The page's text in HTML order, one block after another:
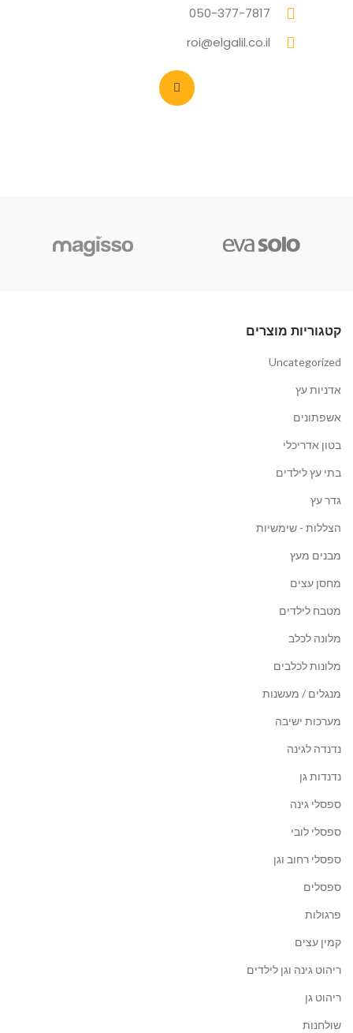
050-377-7817
roi@elgalil.co.il
קטגוריות מוצרים
Uncategorized
אדניות עץ
אשפתונים
בטון אדריכלי
בתי עץ לילדים
גדר עץ
הצללות - שימשיות
מבנים מעץ
מחסן עצים
מטבח לילדים
מלונה לכלב
מלונות לכלבים
מנגלים / מעשנות
מערכות ישיבה
נדנדה לגינה
נדנדות גן
ספסלי גינה
ספסלי לובי
ספסלי רחוב וגן
ספסלים
פרגולות
קמין עצים
ריהוט גינה וגן לילדים
ריהוט גן
שולחנות